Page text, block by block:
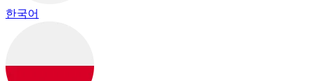
한국어